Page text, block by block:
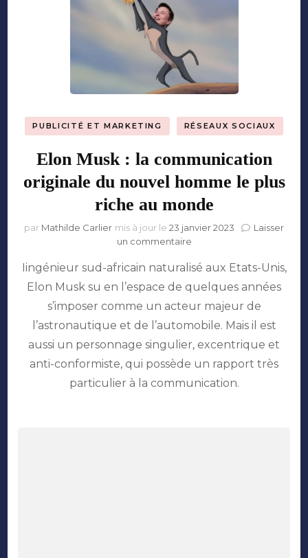
PUBLICITÉ ET MARKETING RÉSEAUX SOCIAUX
Elon Musk : la communication
originale du nouvel homme le plus
riche au monde
par Mathilde Carlier mis à jour le 23 janvier 2023
Laisser
un commentairesur
Musk
:
la
communication
originale
nouvel
homme
le
Iingénieur sud-africain naturalisé aux Etats-Unis,
Elon Musk su en l’espace de quelques années
s’imposer comme un acteur majeur de
l’astronautique et de l’automobile. Mais il est
aussi un personnage singulier, excentrique et
anti-conformiste, qui possède un rapport très
particulier à la communication.